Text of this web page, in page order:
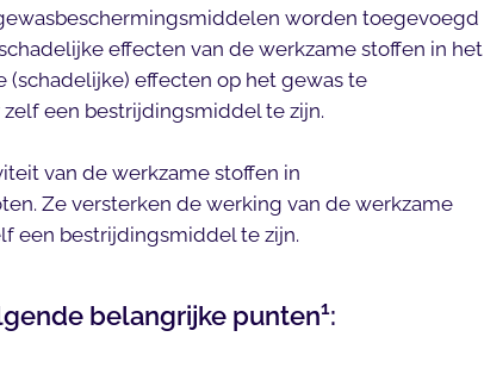
worden toegevoegd
effecten van de werkzame stoffen in het
effecten op het gewas te
een bestrijdingsmiddel te zijn.
van de werkzame stoffen in
Ze versterken de werking van de werkzame
een bestrijdingsmiddel te zijn.
belangrijke punten1: